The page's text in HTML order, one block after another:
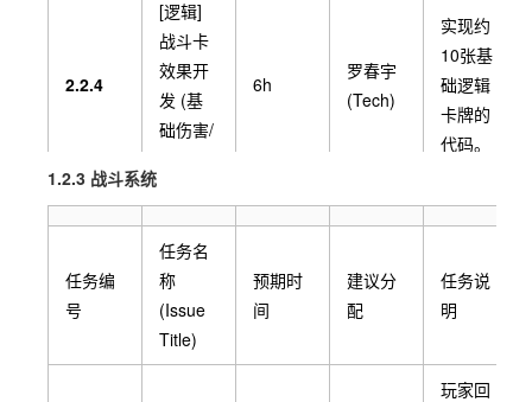
2.2.4
[逻辑]
战斗卡
效果开
发 (基
础伤害/
6h
罗春宇
(Tech)
实现约
10张基
础逻辑
卡牌的
代码。
2.2.5
[逻辑]
战斗卡
效果开
发 (复
杂机制/
状态卡)
8h
琚长昊
(后端)
实现剩
涉及抽
牌、特
牌。
1.2.3 战斗系统
任务编
号
任务名
称
(Issue
Title)
预期时
间
建议分
配
任务说
明
玩家回